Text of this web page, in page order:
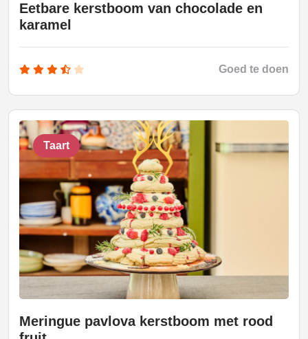
Eetbare kerstboom van chocolade en
karamel
Goed te doen
Taart
Meringue pavlova kerstboom met rood